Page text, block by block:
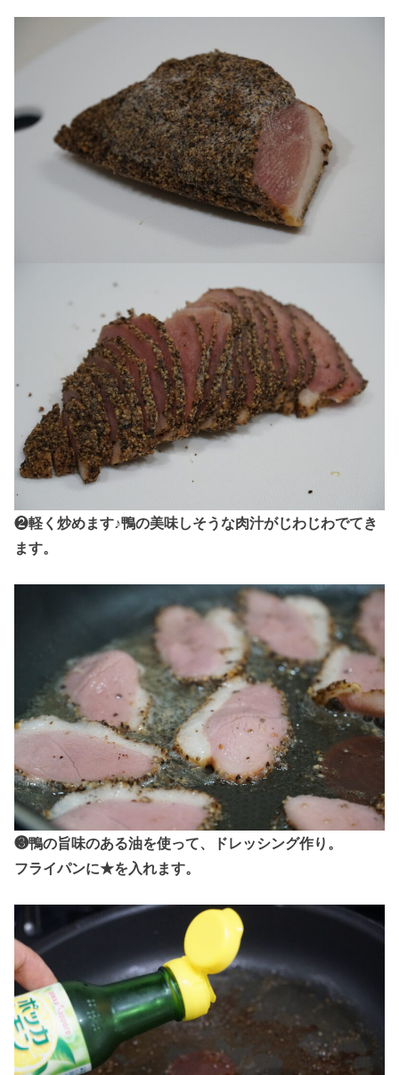
❷軽く炒めます♪鴨の美味しそうな肉汁がじわじわでてき
ます。
❸鴨の旨味のある油を使って、ドレッシング作り。
フライパンに★を入れます。